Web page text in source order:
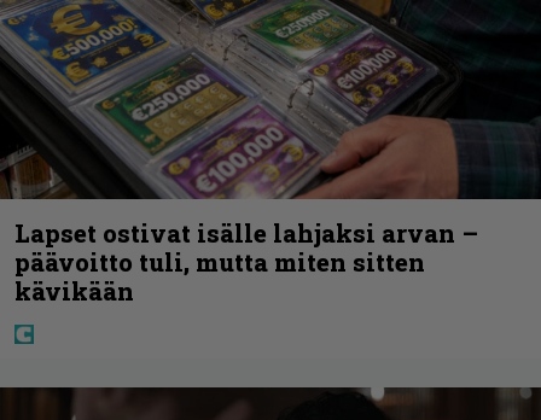
Lapset ostivat isälle lahjaksi arvan –
päävoitto tuli, mutta miten sitten
kävikään